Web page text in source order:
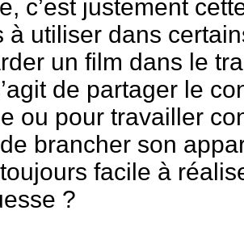
c’est justement
à utiliser dans
un film dans le
de partager le
ou pour travailler
brancher son
toujours facile à
?